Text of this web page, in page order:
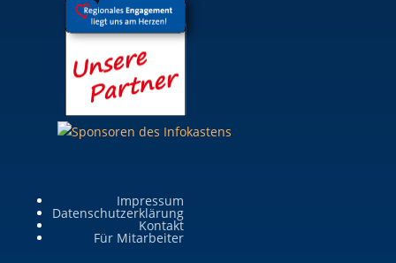
Impressum
Datenschutzerklärung
Kontakt
Für Mitarbeiter